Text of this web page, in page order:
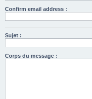
Confirm email address :
Sujet :
Corps du message :